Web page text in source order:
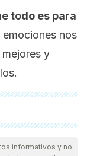
todo es para
nos
y
a profundidad por
informativos y no